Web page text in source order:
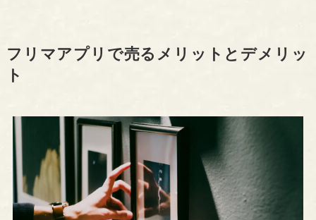
フリマアプリで売るメリットとデメリッ
ト